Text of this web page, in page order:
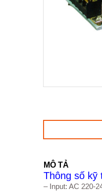
MÔ TẢ
Thông số kỹ
– Input: AC 220-